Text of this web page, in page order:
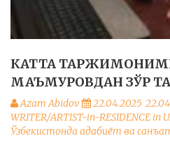
КАТТА
МАЪМУРОВДАН ЗЎР
Azam Abidov 22.04.2025
WRITER/ARTIST-in-RESIDENCE in
Ўзбекистонда адабиёт ва